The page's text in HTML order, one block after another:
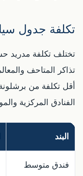
تكلفة جدول
تختلف تكلفة مدريد
تذاكر المتاحف
أقل تكلفة من
الفنادق المركزية
البند
فندق متوسط